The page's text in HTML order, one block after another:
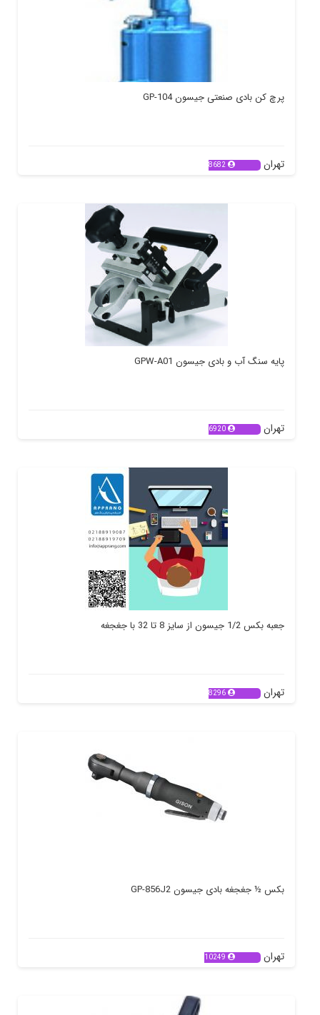
پرچ کن بادی صنعتی جیسون GP-104
تهران 8682
پایه سنگ آب و بادی جیسون GPW-A01
تهران 6920
جعبه بکس 1/2 جیسون از سایز 8 تا 32 با جغجغه
تهران 8296
بکس ½ جغجغه بادی جیسون GP-856J2
تهران 10249